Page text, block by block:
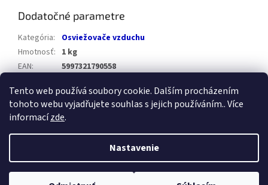
Tento web používá soubory cookie. Dalším procházením
tohoto webu vyjadřujete souhlas s jejich používáním.. Více
informacízde.
Nastavenie
Dodatočné parametre
Kategória:
Osviežovače vzduchu
Hmotnosť: 1 kg
EAN:
5997321790558
Copyright 2026Healthstore.sk. Všetky práva vyhradené.Upraviť